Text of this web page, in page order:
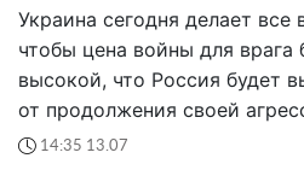
Украина сегодня делает
чтобы цена войны для врага
высокой, что Россия будет
от продолжения своей
14:35 13.07